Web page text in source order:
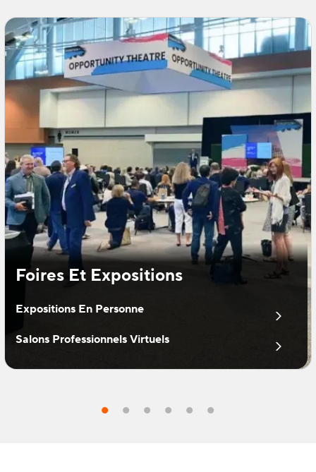
Foires Et Expositions
Expositions En Personne
Salons Professionnels Virtuels